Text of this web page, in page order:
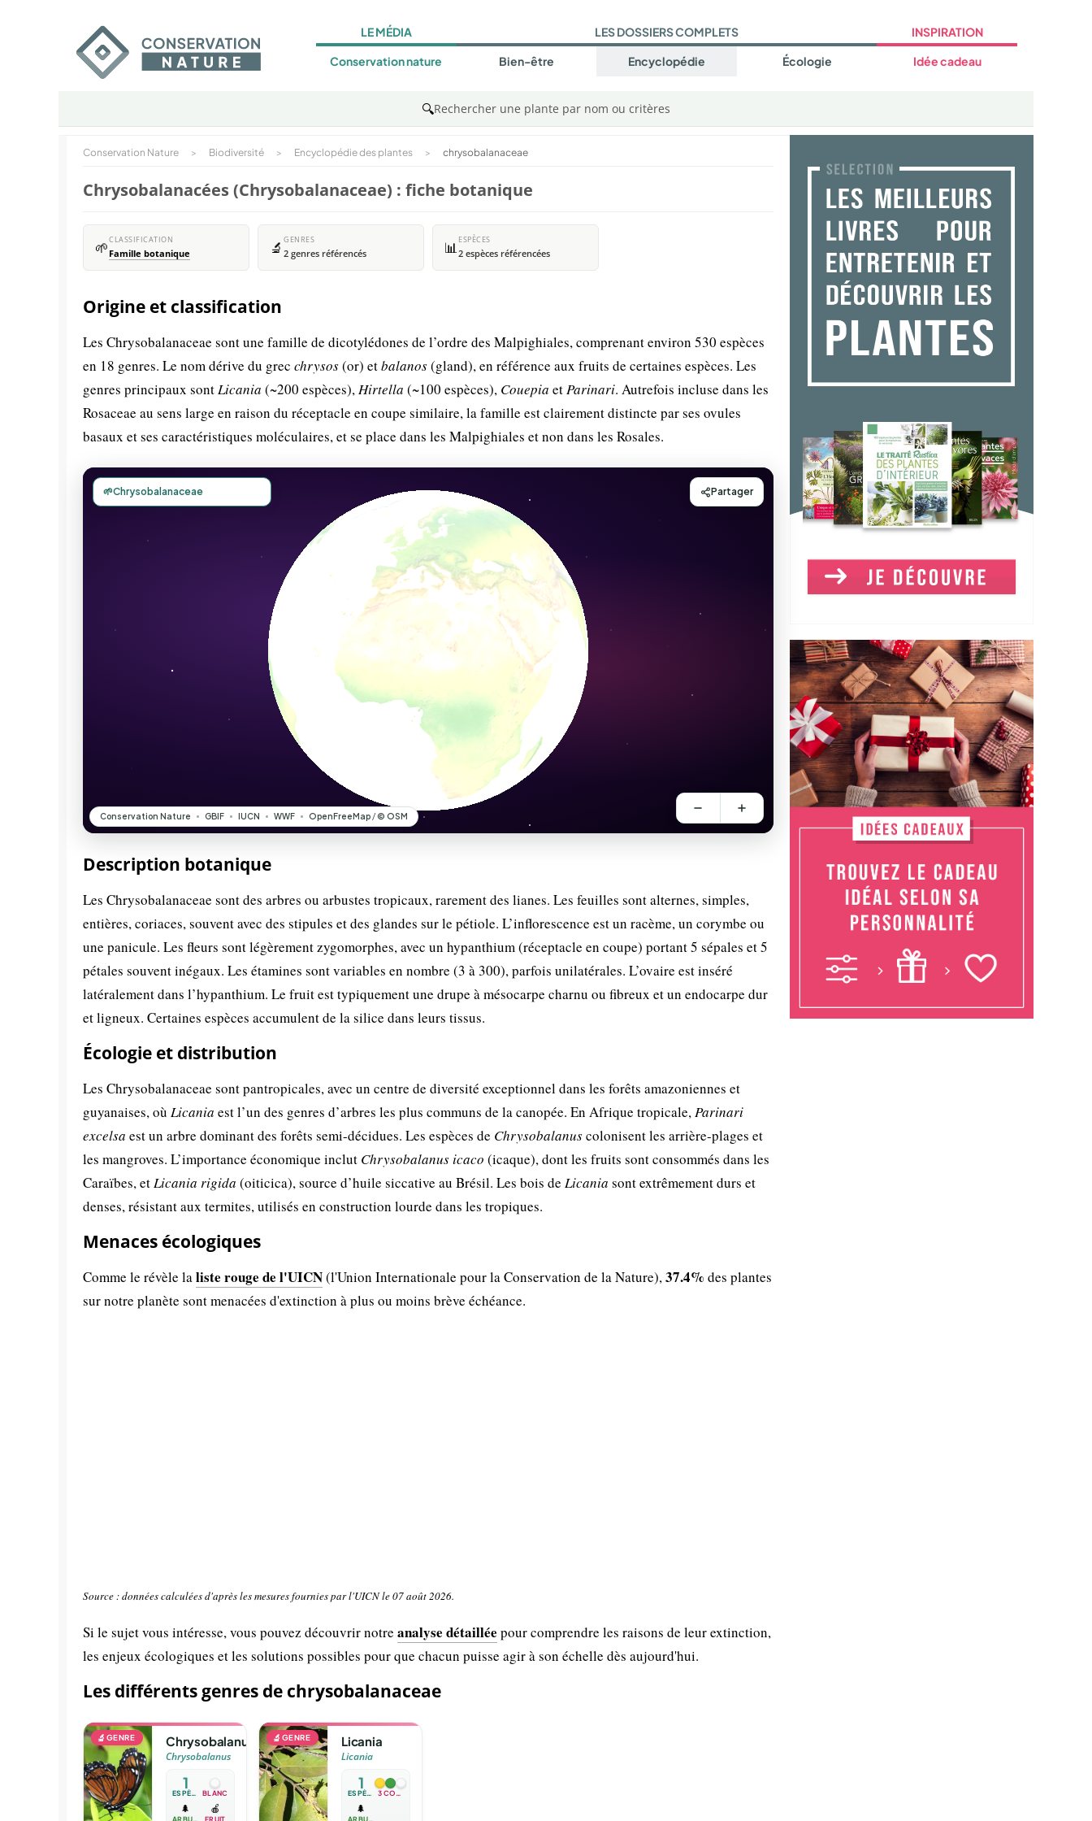
LE MÉDIA
Conservation nature
LES DOSSIERS COMPLETS
Bien-être Encyclopédie Écologie
INSPIRATION
Idée cadeau
🔍Rechercher une plante par nom ou critères
Conservation Nature > Biodiversité > Encyclopédie des plantes > chrysobalanaceae
Chrysobalanacées (Chrysobalanaceae) : fiche botanique
🌱CLASSIFICATION
Famille botanique 🔬 GENRES
2 genres référencés 📊 ESPÈCES
2 espèces référencées
Origine et classification
Les Chrysobalanaceae sont une famille de dicotylédones de l’ordre des Malpighiales, comprenant environ 530 espèces
en 18 genres. Le nom dérive du grec chrysos(or) etbalanos(gland), en référence aux fruits de certaines espèces. Les
genres principaux sontLicania (~200 espèces),Hirtella (~100 espèces), Couepia etParinari. Autrefois incluse dans les
Rosaceae au sens large en raison du réceptacle en coupe similaire, la famille est clairement distincte par ses ovules
basaux et ses caractéristiques moléculaires, et se place dans les Malpighiales et non dans les Rosales.
Description botanique
Les Chrysobalanaceae sont des arbres ou arbustes tropicaux, rarement des lianes. Les feuilles sont alternes, simples,
entières, coriaces, souvent avec des stipules et des glandes sur le pétiole. L’inflorescence est un racème, un corymbe ou
une panicule. Les fleurs sont légèrement zygomorphes, avec un hypanthium (réceptacle en coupe) portant 5 sépales et 5
pétales souvent inégaux. Les étamines sont variables en nombre (3 à 300), parfois unilatérales. L’ovaire est inséré
latéralement dans l’hypanthium. Le fruit est typiquement une drupe à mésocarpe charnu ou fibreux et un endocarpe dur
et ligneux. Certaines espèces accumulent de la silice dans leurs tissus.
Écologie et distribution
Les Chrysobalanaceae sont pantropicales, avec un centre de diversité exceptionnel dans les forêts amazoniennes et
guyanaises, où Licania est l’un des genres d’arbres les plus communs de la canopée. En Afrique tropicale,Parinari
excelsa est un arbre dominant des forêts semi-décidues. Les espèces de Chrysobalanuscolonisent les arrière-plages et
les mangroves. L’importance économique inclut Chrysobalanus icaco (icaque), dont les fruits sont consommés dans les
Caraïbes, etLicania rigida (oiticica), source d’huile siccative au Brésil. Les bois de Licania sont extrêmement durs et
denses, résistant aux termites, utilisés en construction lourde dans les tropiques.
Menaces écologiques
Comme le révèle laliste rouge de l'UICN(l'Union Internationale pour la Conservation de la Nature),37.4% des plantes
sur notre planète sont menacées d'extinction à plus ou moins brève échéance.
Source : données calculées d'après les mesures fournies par l'UICN le 07 août 2026.
Si le sujet vous intéresse, vous pouvez découvrir notre analyse détaillée pour comprendre les raisons de leur extinction,
les enjeux écologiques et les solutions possibles pour que chacun puisse agir à son échelle dès aujourd'hui.
Les différents genres de chrysobalanaceae
🔬 GENRE Chrysobalanus
Chrysobalanus
1
ESPÈCE BLANC
🌲
ARBUSTE
🍎
FRUIT
🔬 GENRE Licania
Licania
1
ESPÈCE 3 COULEURS
🌲
ARBUSTE